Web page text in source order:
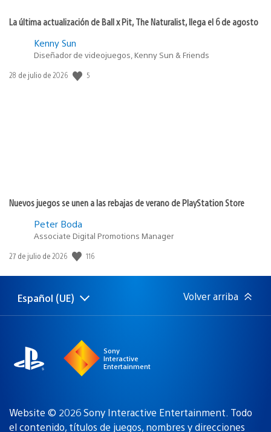
La última actualización de Ball x Pit, The Naturalist, llega el 6 de agosto
Kenny Sun
Diseñador de videojuegos, Kenny Sun & Friends
Fecha
28 de julio de 2026 5
Nuevos juegos se unen a las rebajas de verano de PlayStation Store
Peter Boda
Associate Digital Promotions Manager
Fecha
publicación:
27 de julio de 2026 116
Selecciona
Región
Español (UE) Volver arriba
Sony
Interactive
Entertainment
Website © 2026 Sony Interactive Entertainment. Todo
el contenido, títulos de juegos, nombres y direcciones